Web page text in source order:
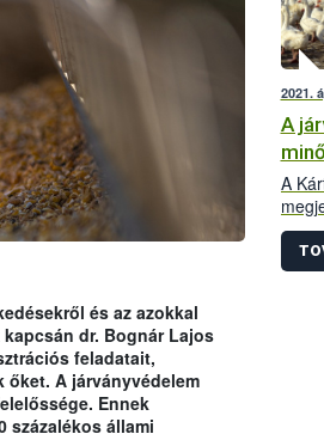
és az azokkal
dr. Bognár Lajos
feladatait,
A járványvédelem
Ennek
százalékos állami
2021.
A
A
hogy